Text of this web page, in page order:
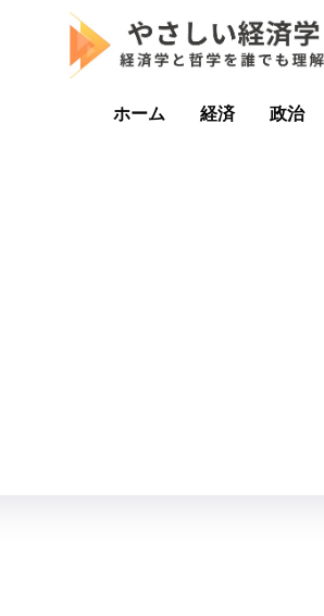
ホーム 経済 政治